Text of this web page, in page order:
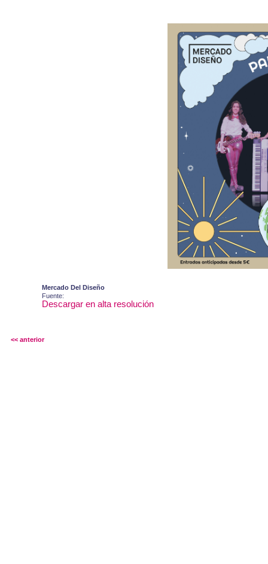
Mercado Del Diseño
Fuente:
Descargar en alta resolución
<< anterior